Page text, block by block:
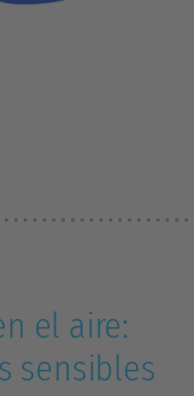
el aire:
sensibles